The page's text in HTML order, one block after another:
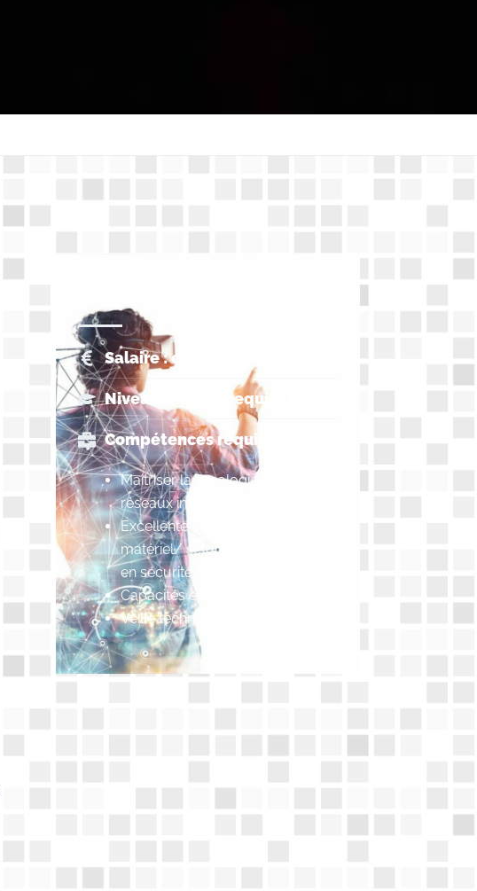
Salaire : environ 33k€
Niveau d'étude requis : Bac+3
Compétences requises :
Maitriser la topologie des
réseaux informatiques
Excellente connaissance en
matériel/ setup informatique et
en sécurité des réseaux.
Capacités en gestion de projet
Veille technologique